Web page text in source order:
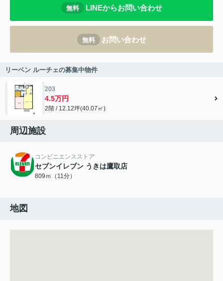
無料 LINEからお問い合わせ
無料 お問い合わせ
リーベン ルーチェの募集中物件
203
4.5万円
2階 / 12.12坪(40.07㎡)
周辺施設
コンビニエンスストア
セブンイレブン うきは鷹取店
809ｍ（11分）
地図